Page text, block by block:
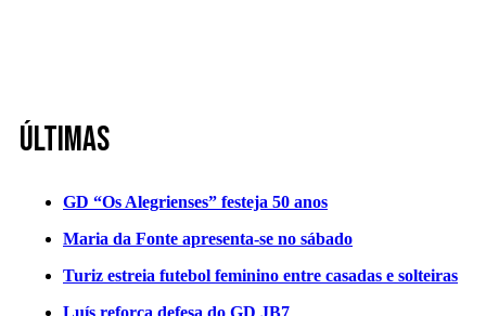
Últimas
GD “Os Alegrienses” festeja 50 anos
Maria da Fonte apresenta-se no sábado
Turiz estreia futebol feminino entre casadas e solteiras